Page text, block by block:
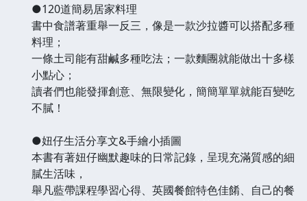
●120道簡易居家料理
書中食譜著重舉一反三，像是一款沙拉醬可以搭配多種
料理；
一條土司能有甜鹹多種吃法；一款麵團就能做出十多樣
小點心；
讀者們也能發揮創意、無限變化，簡簡單單就能百變吃
不膩！
●妞仔生活分享文&手繪小插圖
本書有著妞仔幽默趣味的日常記錄，呈現充滿質感的細
膩生活味，
舉凡藍帶課程學習心得、英國餐館特色佳餚、自己的餐